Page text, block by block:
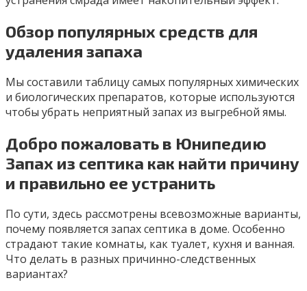
Обзор популярных средств для
удаления запаха
Мы составили таблицу самых популярных химических
и биологических препаратов, которые используются
чтобы убрать неприятный запах из выгребной ямы.
Добро пожаловать в Юнипедию
Запах из септика как найти причину
и правильно ее устранить
По сути, здесь рассмотрены всевозможные варианты,
почему появляется запах септика в доме. Особенно
страдают такие комнаты, как туалет, кухня и ванная.
Что делать в разных причинно-следственных
вариантах?